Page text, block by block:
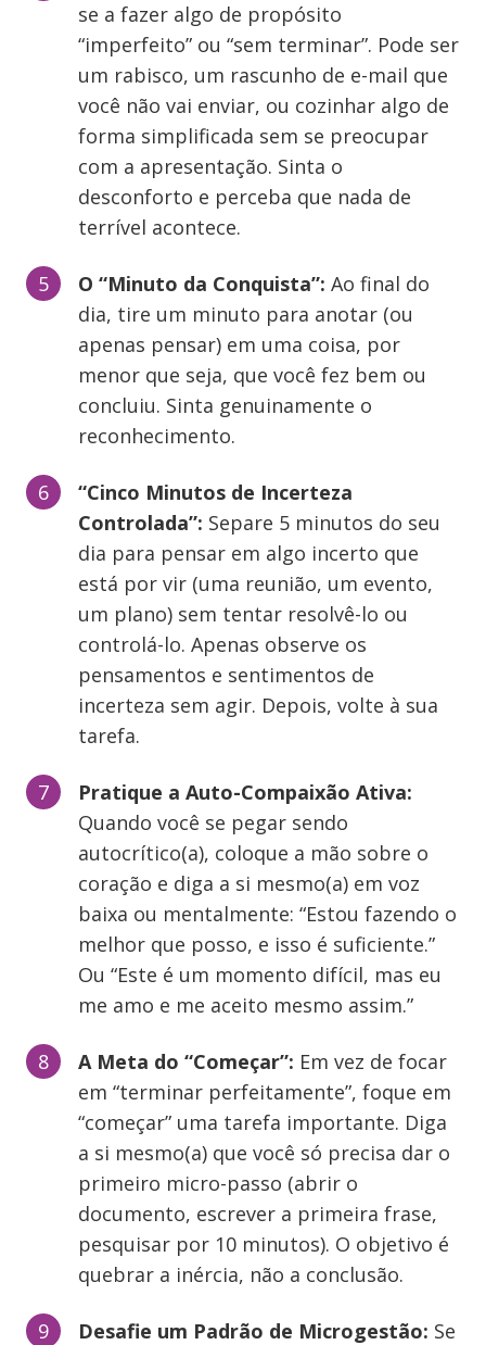
se a fazer algo de propósito
“imperfeito” ou “sem terminar”. Pode ser
um rabisco, um rascunho de e-mail que
você não vai enviar, ou cozinhar algo de
forma simplificada sem se preocupar
com a apresentação. Sinta o
desconforto e perceba que nada de
terrível acontece.
O “Minuto da Conquista”: Ao final do
dia, tire um minuto para anotar (ou
apenas pensar) em uma coisa, por
menor que seja, que você fez bem ou
concluiu. Sinta genuinamente o
reconhecimento.
“Cinco Minutos de Incerteza
Controlada”: Separe 5 minutos do seu
dia para pensar em algo incerto que
está por vir (uma reunião, um evento,
um plano) sem tentar resolvê-lo ou
controlá-lo. Apenas observe os
pensamentos e sentimentos de
incerteza sem agir. Depois, volte à sua
tarefa.
Pratique a Auto-Compaixão Ativa:
Quando você se pegar sendo
autocrítico(a), coloque a mão sobre o
coração e diga a si mesmo(a) em voz
baixa ou mentalmente: “Estou fazendo o
melhor que posso, e isso é suficiente.”
Ou “Este é um momento difícil, mas eu
me amo e me aceito mesmo assim.”
A Meta do “Começar”: Em vez de focar
em “terminar perfeitamente”, foque em
“começar” uma tarefa importante. Diga
a si mesmo(a) que você só precisa dar o
primeiro micro-passo (abrir o
documento, escrever a primeira frase,
pesquisar por 10 minutos). O objetivo é
quebrar a inércia, não a conclusão.
Desafie um Padrão de Microgestão: Se